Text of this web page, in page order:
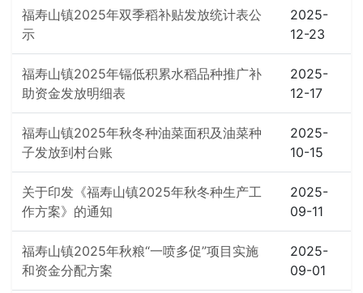
福寿山镇2025年双季稻补贴发放统计表公
示
2025-
12-23
福寿山镇2025年镉低积累水稻品种推广补
助资金发放明细表
2025-
12-17
福寿山镇2025年秋冬种油菜面积及油菜种
子发放到村台账
2025-
10-15
关于印发《福寿山镇2025年秋冬种生产工
作方案》的通知
2025-
09-11
福寿山镇2025年秋粮“一喷多促”项目实施
和资金分配方案
2025-
09-01